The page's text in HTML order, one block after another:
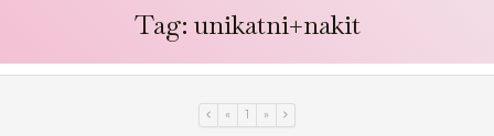
Ljubav Relax Putovanja
Tag: unikatni+nakit
« 1 »